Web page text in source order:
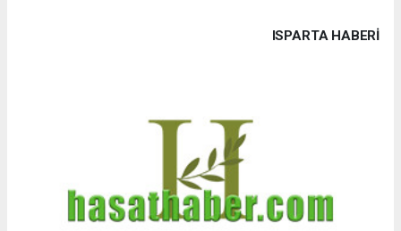
ISPARTA HABERİ